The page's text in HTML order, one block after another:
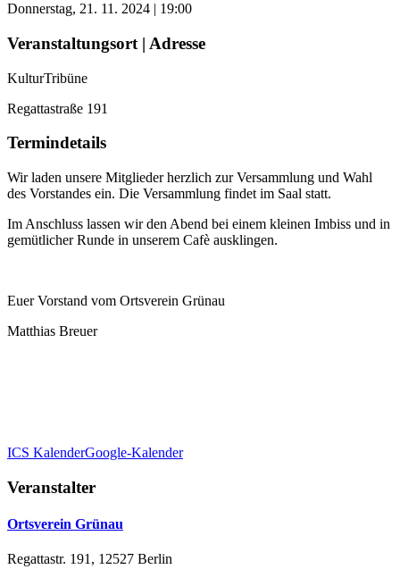
Donnerstag, 21. 11. 2024 | 19:00
Veranstaltungsort | Adresse
KulturTribüne
Regattastraße 191
Termindetails
Wir laden unsere Mitglieder herzlich zur Versammlung und Wahl
des Vorstandes ein. Die Versammlung findet im Saal statt.
Im Anschluss lassen wir den Abend bei einem kleinen Imbiss und in
gemütlicher Runde in unserem Cafè ausklingen.
Euer Vorstand vom Ortsverein Grünau
Matthias Breuer
ICS KalenderGoogle-Kalender
Veranstalter
Ortsverein Grünau
Regattastr. 191, 12527 Berlin